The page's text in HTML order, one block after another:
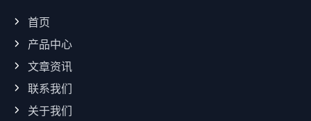
首页
产品中心
文章资讯
联系我们
关于我们